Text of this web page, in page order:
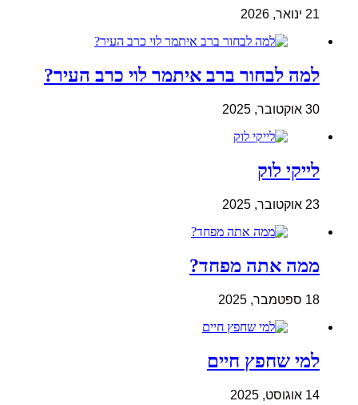
21 ינואר, 2026
למה לבחור ברב איתמר לוי כרב העיר?
30 אוקטובר, 2025
לייקי לוק
23 אוקטובר, 2025
ממה אתה מפחד?
18 ספטמבר, 2025
למי שחפץ חיים
14 אוגוסט, 2025